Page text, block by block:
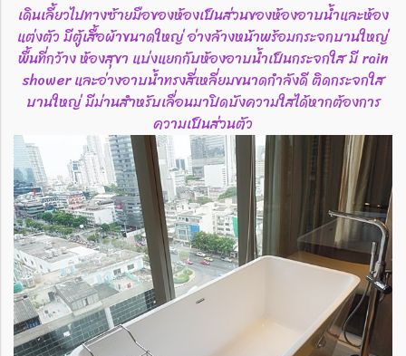
เดินเลี้ยวไปทางซ้ายมือของห้องเป็นส่วนของห้องอาบน้ำและห้อง
แต่งตัว มีตู้เสื้อผ้าขนาดใหญ่ อ่างล้างหน้าพร้อมกระจกบานใหญ่
พื้นที่กว้าง ห้องสุขา แบ่งแยกกับห้องอาบน้ำเป็นกระจกใส มี rain
shower และอ่างอาบน้ำทรงสี่เหลี่ยมขนาดกำลังดี ติดกระจกใส
บานใหญ่ มีม่านสำหรับเลื่อนมาปิดบังความใสได้หากต้องการ
ความเป็นส่วนตัว